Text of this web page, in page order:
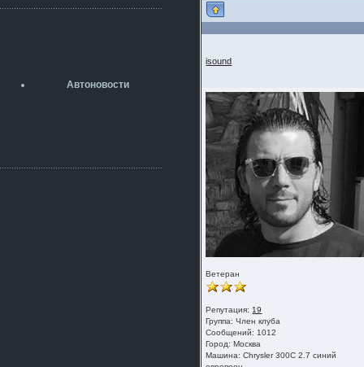
разболтовка 5х114.3 спокойно
А здесь уже кладбищенская тишина...
Автоновости
isound
Ветеран
Репутация: 19
Группа:Член клуба
Сообщений: 1012
Город: Москва
Машина: Chrysler 300C 2.7 синий